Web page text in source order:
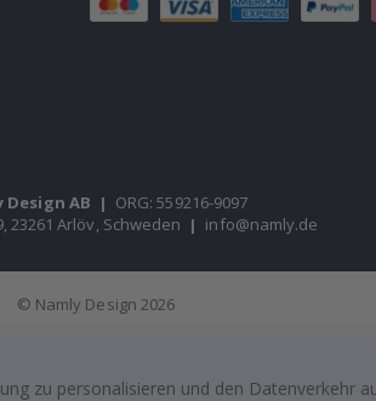
Design AB | ORG: 559216-9097
23261 Arlöv, Schweden | info@namly.de
© Namly Design 2026
zu personalisieren und den Datenverkehr